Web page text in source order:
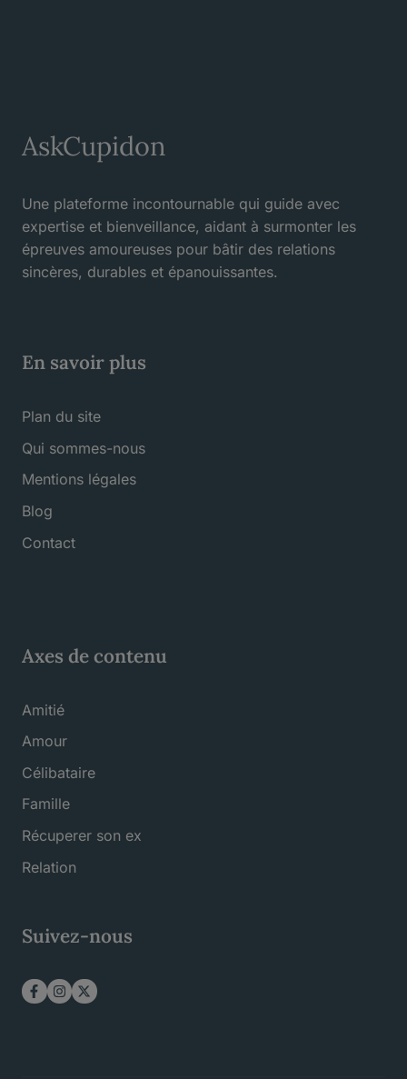
AskCupidon
Une plateforme incontournable qui guide avec
expertise et bienveillance, aidant à surmonter les
épreuves amoureuses pour bâtir des relations
sincères, durables et épanouissantes.
En savoir plus
Plan du site
Qui sommes-nous
Mentions légales
Blog
Contact
Axes de contenu
Amitié
Amour
Célibataire
Famille
Récuperer son ex
Relation
Suivez-nous